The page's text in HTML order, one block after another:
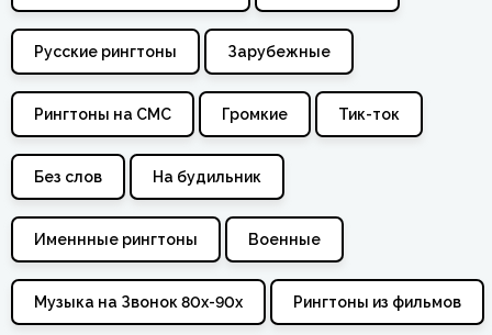
Русские рингтоны Зарубежные
Рингтоны на СМС Громкие Тик-ток
Без слов На будильник
Именнные рингтоны Военные
Музыка на Звонок 80х-90х Рингтоны из фильмов